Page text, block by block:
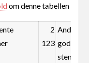
om denne tabellen
2
123
Andel
stemmer